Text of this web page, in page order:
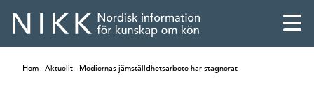
Hem Aktuellt Mediernas jämställdhetsarbete har stagnerat